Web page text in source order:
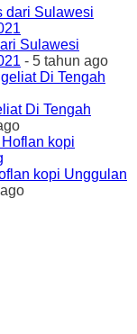
Sulawesi
- 5 tahun ago
Di Tengah
kopi Unggulan